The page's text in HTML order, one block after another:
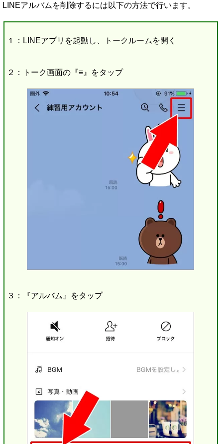
LINEアルバムを削除するには以下の方法で行います。
１：LINEアプリを起動し、トークルームを開く
２：トーク画面の『≡』をタップ
３：『アルバム』をタップ